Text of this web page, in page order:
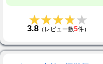
★★★★★
★★★★★
3.8（レビュー数5件）